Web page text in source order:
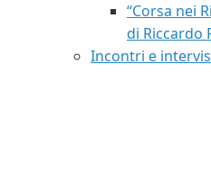
“Corsa nei
di Riccardo
Incontri e